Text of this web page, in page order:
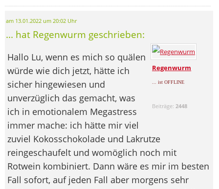
am 13.01.2022 um 20:02 Uhr
... hat Regenwurm geschrieben:
Regenwurm
... ist OFFLINE
Beiträge: 2448
Hallo Lu, wenn es mich so quälen
würde wie dich jetzt, hätte ich
sicher hingewiesen und
unverzüglich das gemacht, was
ich in emotionalem Megastress
immer mache: ich hätte mir viel
zuviel Kokosschokolade und Lakrutze
reingeschaufelt und womöglich noch mit
Rotwein kombiniert. Dann wäre es mir im besten
Fall sofort, auf jeden Fall aber morgens sehr